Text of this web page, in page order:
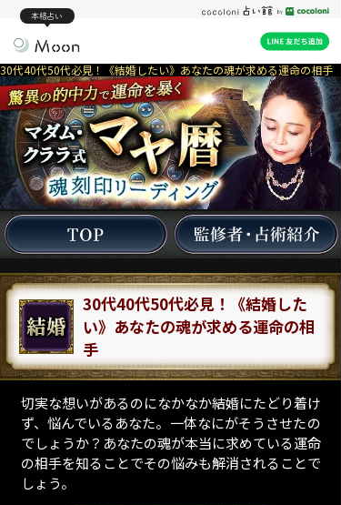
本格占い
30代40代50代必見！《結婚したい》あなたの魂が求める運命の相手
30代40代50代必見！《結婚した
い》あなたの魂が求める運命の相
手
切実な想いがあるのになかなか結婚にたどり着け
ず、悩んでいるあなた。一体なにがそうさせたの
でしょうか？あなたの魂が本当に求めている運命
の相手を知ることでその悩みも解消されることで
しょう。